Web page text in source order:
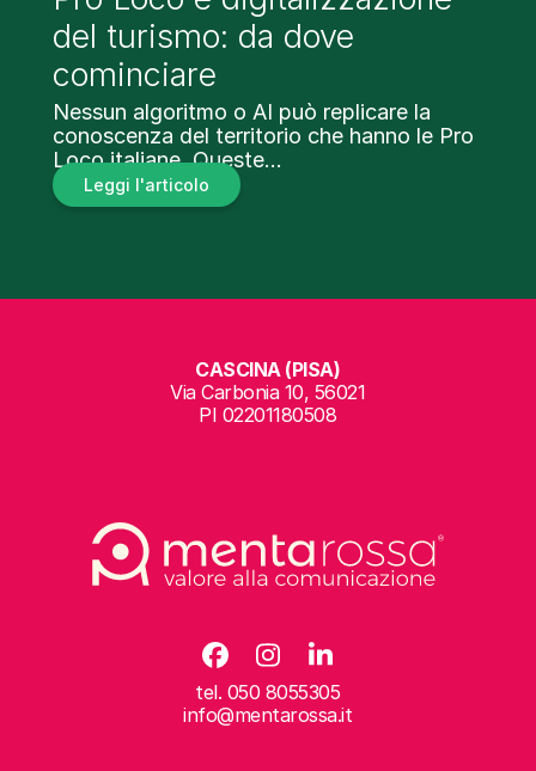
del turismo: da dove
cominciare
Nessun algoritmo o AI può replicare la
conoscenza del territorio che hanno le Pro
Loco italiane. Queste…
Leggi l'articolo
CASCINA (PISA)
Via Carbonia 10, 56021
PI 02201180508
Facebook
Instagram
LinkedIn
tel. 050 8055305
info@mentarossa.it